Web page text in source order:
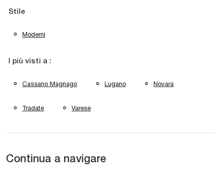
Stile
Moderni
I più visti a :
Cassano Magnago Lugano Novara
Tradate Varese
Continua a navigare